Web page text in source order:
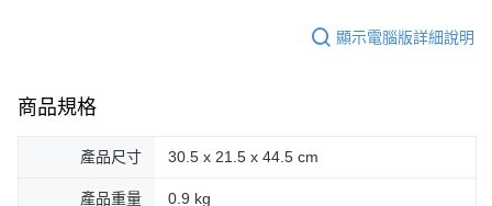
顯示電腦版詳細說明
商品規格
產品尺寸 30.5 x 21.5 x 44.5 cm
產品重量 0.9 kg